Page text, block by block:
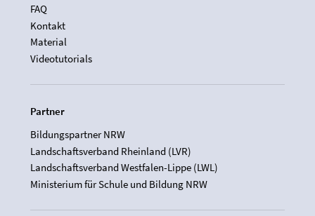
FAQ
Kontakt
Material
Videotutorials
Partner
Bildungspartner NRW
Landschaftsverband Rheinland (LVR)
Landschaftsverband Westfalen-Lippe (LWL)
Ministerium für Schule und Bildung NRW